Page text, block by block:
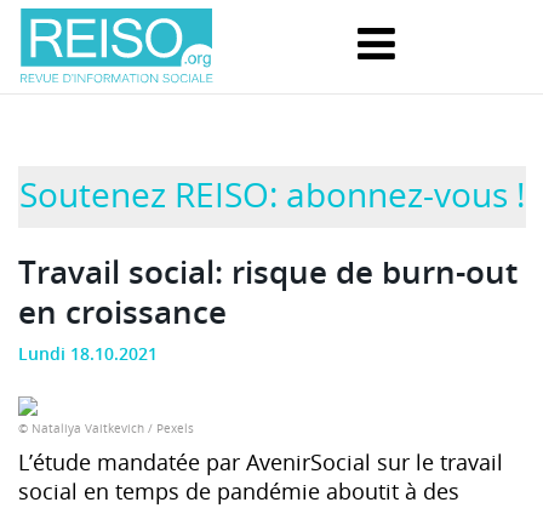
Soutenez REISO: abonnez-vous !
Travail social: risque de burn-out
en croissance
Lundi 18.10.2021
© Nataliya Vaitkevich / Pexels
L’étude mandatée par AvenirSocial sur le travail
social en temps de pandémie aboutit à des